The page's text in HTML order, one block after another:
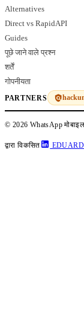
Alternatives
Direct vs RapidAPI
Guides
पूछे जाने वाले प्रश्न
शर्तें
गोपनीयता
PARTNERS
© 2026 WhatsApp
द्वारा विकसित